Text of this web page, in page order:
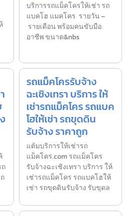
บริการรถแม็คโครให้เช่า รถ
แบคโฮ แมคโคร รายวัน –
รายเดือน พร้อมคนขับมือ
อาชีพ ขนาด&nbs
รถแม็คโครรับจ้าง
ฉะเชิงเทรา บริการ ให้
เช่ารถแม็คโคร รถแบค
โฮให้เช่า รถขุดดิน
รับจ้าง ราคาถูก
แต้มบริการให้เช่ารถ
แม็คโคร.com รถแม็คโคร
รับจ้างฉะเชิงเทรา บริการ ให้
เช่ารถแม็คโคร รถแบคโฮให้
เช่า รถขุดดินรับจ้าง รับขุดล